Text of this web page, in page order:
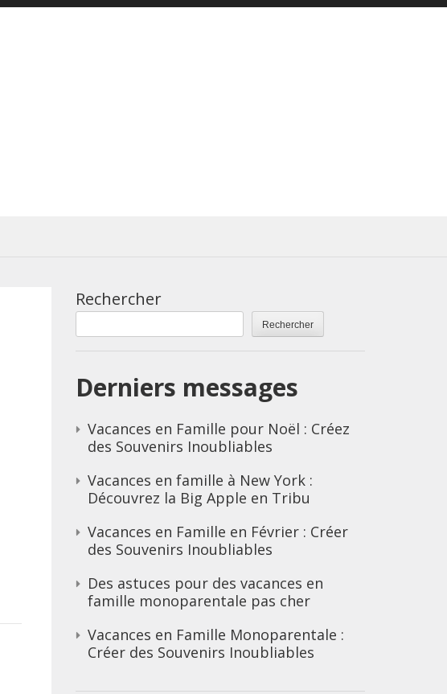
Rechercher
Rechercher
Derniers messages
Vacances en Famille pour Noël : Créez
des Souvenirs Inoubliables
Vacances en famille à New York :
Découvrez la Big Apple en Tribu
Vacances en Famille en Février : Créer
des Souvenirs Inoubliables
Des astuces pour des vacances en
famille monoparentale pas cher
Vacances en Famille Monoparentale :
Créer des Souvenirs Inoubliables